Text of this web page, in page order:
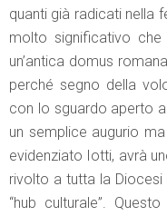
quanti già radicati nella
molto significativo
un’antica domus
perché segno della
con lo sguardo aperto
un semplice augurio
evidenziato Iotti, avrà
rivolto a tutta la
“hub culturale”.